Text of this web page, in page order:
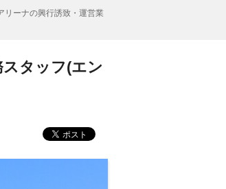
リーナの興行誘致・運営業
スタッフ(エン